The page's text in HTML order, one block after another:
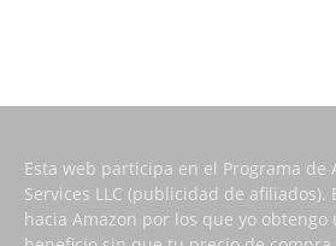
Esta web participa en el Programa de
Services LLC (publicidad de afiliados).
hacia Amazon por los que yo